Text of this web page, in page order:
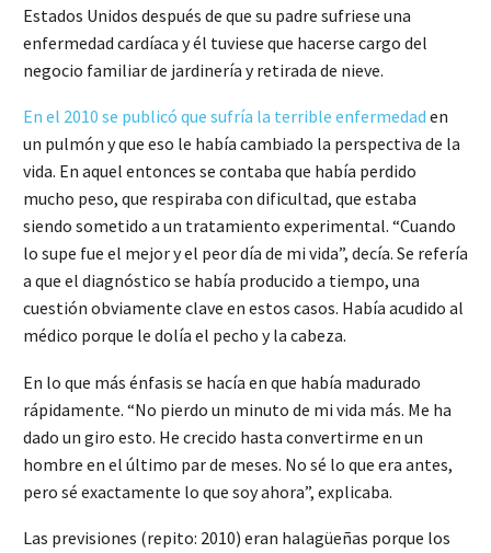
Estados Unidos después de que su padre sufriese una
enfermedad cardíaca y él tuviese que hacerse cargo del
negocio familiar de jardinería y retirada de nieve.
En el 2010 se publicó que sufría la terrible enfermedad en
un pulmón y que eso le había cambiado la perspectiva de la
vida. En aquel entonces se contaba que había perdido
mucho peso, que respiraba con dificultad, que estaba
siendo sometido a un tratamiento experimental. “Cuando
lo supe fue el mejor y el peor día de mi vida”, decía. Se refería
a que el diagnóstico se había producido a tiempo, una
cuestión obviamente clave en estos casos. Había acudido al
médico porque le dolía el pecho y la cabeza.
En lo que más énfasis se hacía en que había madurado
rápidamente. “No pierdo un minuto de mi vida más. Me ha
dado un giro esto. He crecido hasta convertirme en un
hombre en el último par de meses. No sé lo que era antes,
pero sé exactamente lo que soy ahora”, explicaba.
Las previsiones (repito: 2010) eran halagüeñas porque los